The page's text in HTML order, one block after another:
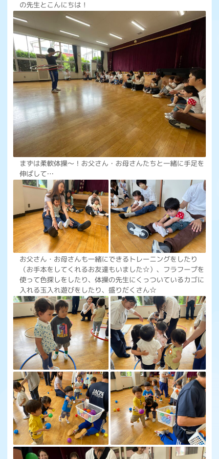
の先生とこんにちは！
まずは柔軟体操～！お父さん・お母さんたちと一緒に手足を
伸ばして…
お父さん・お母さんも一緒にできるトレーニングをしたり
（お手本をしてくれるお友達もいました☆）、フラフープを
使って色探しをしたり、体操の先生にくっついているカゴに
入れる玉入れ遊びをしたり、盛りだくさん☆